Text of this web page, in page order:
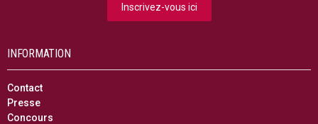
Inscrivez-vous ici
INFORMATION
Contact
Presse
Concours